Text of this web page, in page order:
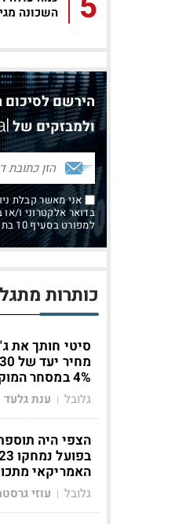
השכונה מגיע ל-36
הירשם לסיכום
ולמבזקים של
אני מאשר קבלת
בדואר אלקטרוני ו/
למפורט בסעיף 10 בתנאי השימוש
כותרות
סיטי חותך את
4% במסחר המוקדם
גלובל | ענת גלעד
האמריקאי
גלובל | עוזי